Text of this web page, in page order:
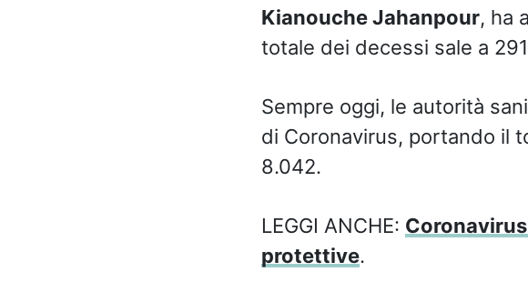
Kianouche Jahanpour, ha
totale dei decessi sale a
Sempre oggi, le autorità
di Coronavirus, portando il
8.042.
LEGGI ANCHE:
protettive.